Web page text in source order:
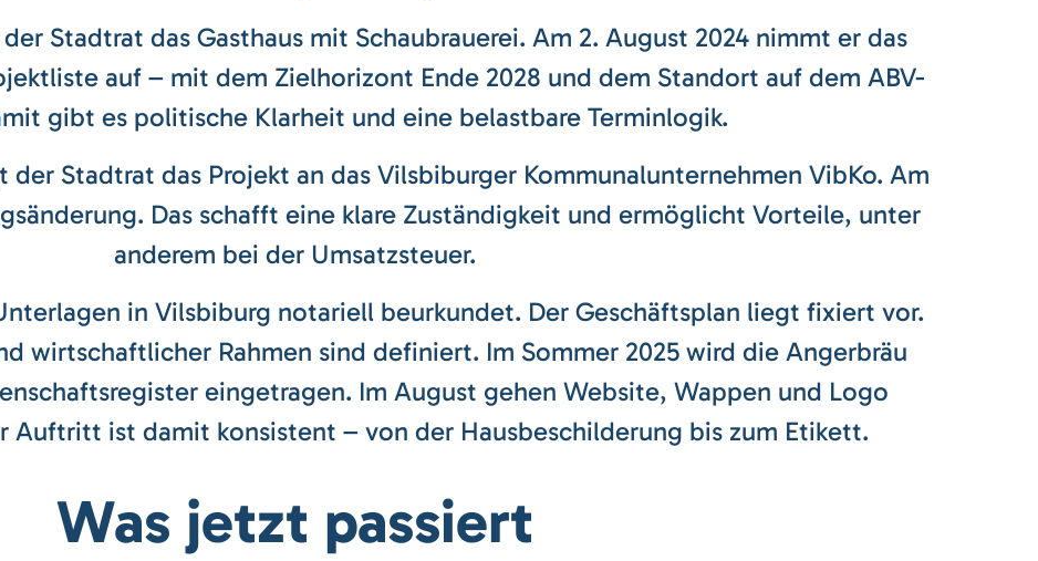
Stadtrat das Gasthaus mit Schaubrauerei. Am 2. August 2024 nimmt er das
auf – mit dem Zielhorizont Ende 2028 und dem Standort auf dem ABV-
gibt es politische Klarheit und eine belastbare Terminlogik.
der Stadtrat das Projekt an das Vilsbiburger Kommunalunternehmen VibKo. Am
Das schafft eine klare Zuständigkeit und ermöglicht Vorteile, unter
anderem bei der Umsatzsteuer.
in Vilsbiburg notariell beurkundet. Der Geschäftsplan liegt fixiert vor.
wirtschaftlicher Rahmen sind definiert. Im Sommer 2025 wird die Angerbräu
eingetragen. Im August gehen Website, Wappen und Logo
Auftritt ist damit konsistent – von der Hausbeschilderung bis zum Etikett.
Was jetzt passiert